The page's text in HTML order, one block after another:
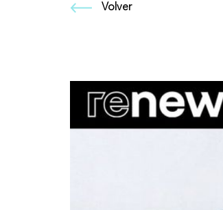
Volver